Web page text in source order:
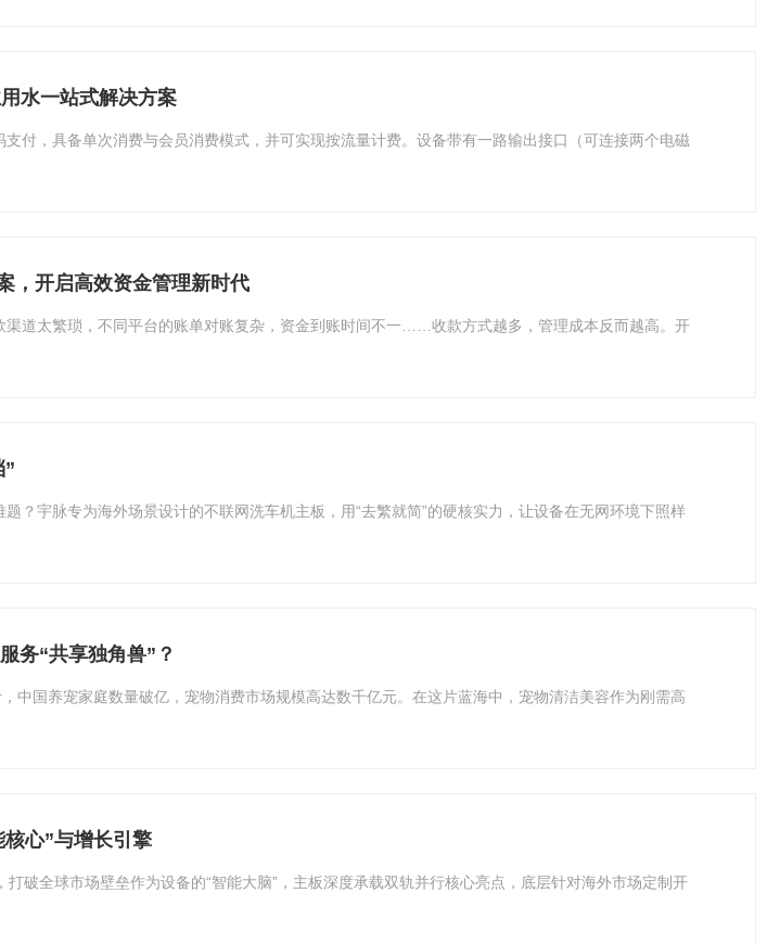
水一站式解决方案
付，具备单次消费与会员消费模式，并可实现按流量计费。设备带有一路输出接口（可连接两个电磁
，开启高效资金管理新时代
道太繁琐，不同平台的账单对账复杂，资金到账时间不一……收款方式越多，管理成本反而越高。开
？宇脉专为海外场景设计的不联网洗车机主板，用“去繁就简”的硬核实力，让设备在无网环境下照样
务“共享独角兽”？
中国养宠家庭数量破亿，宠物消费市场规模高达数千亿元。在这片蓝海中，宠物清洁美容作为刚需高
心”与增长引擎
破全球市场壁垒作为设备的“智能大脑”，主板深度承载双轨并行核心亮点，底层针对海外市场定制开